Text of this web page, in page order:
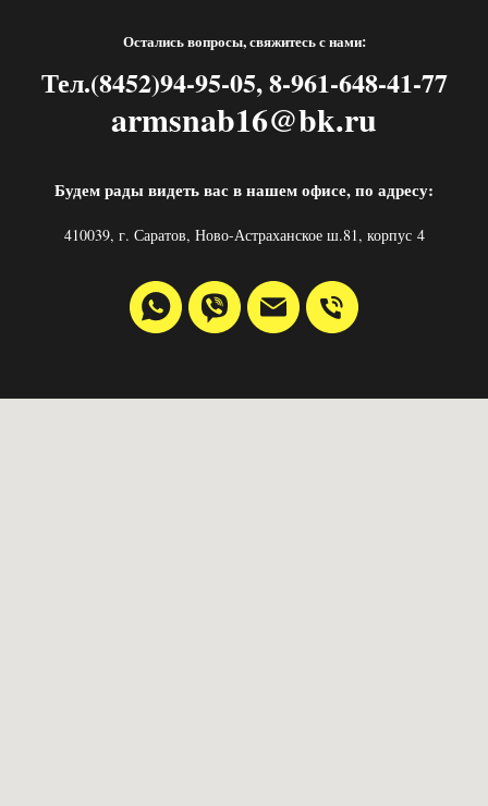
Остались вопросы, свяжитесь с нами:
Тел.(8452)94-95-05, 8-961-648-41-77
armsnab16@bk.ru
Будем рады видеть вас в нашем офисе, по адресу:
410039, г. Саратов, Ново-Астраханское ш.81, корпус 4